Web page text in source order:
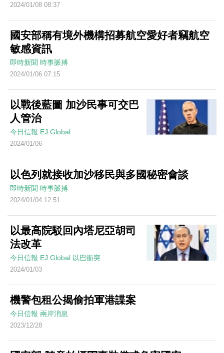
2024/01/08 08:37
國安部稱有境外機構招募航空愛好者竊航空
敏感資訊
即時新聞 時事脈搏
2024/01/06 07:15
以戰後藍圖 加沙民事可交巴
人管治
今日信報 EJ Global
2024/01/06
以色列就接收加沙移民與多國秘密會談
即時新聞 時事脈搏
2024/01/04 12:51
以最高院駁回內塔尼亞胡司
法改革
今日信報 EJ Global 以巴衝突
2024/01/03
機警包租公揭偷拍軍港諜案
今日信報 兩岸消息
2023/12/28